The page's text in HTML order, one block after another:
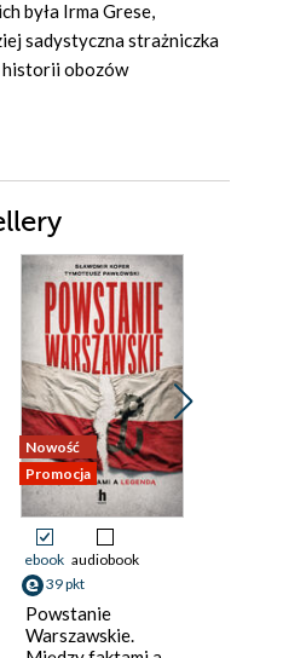
była Irma Grese,
sadystyczna strażniczka
historii obozów
Nowość
Promocja
ebook audiobook
39 pkt
Powstanie
Warszawskie.